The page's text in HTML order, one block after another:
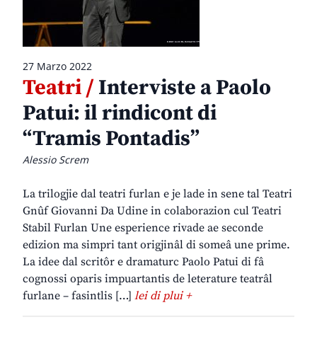
27 Marzo 2022
Teatri /Interviste a Paolo
Patui: il rindicont di
“Tramis Pontadis”
Alessio Screm
La trilogjie dal teatri furlan e je lade in sene tal Teatri
Gnûf Giovanni Da Udine in colaborazion cul Teatri
Stabil Furlan Une esperience rivade ae seconde
edizion ma simpri tant origjinâl di someâ une prime.
La idee dal scritôr e dramaturc Paolo Patui di fâ
cognossi oparis impuartantis de leterature teatrâl
furlane – fasintlis […] lei di plui +